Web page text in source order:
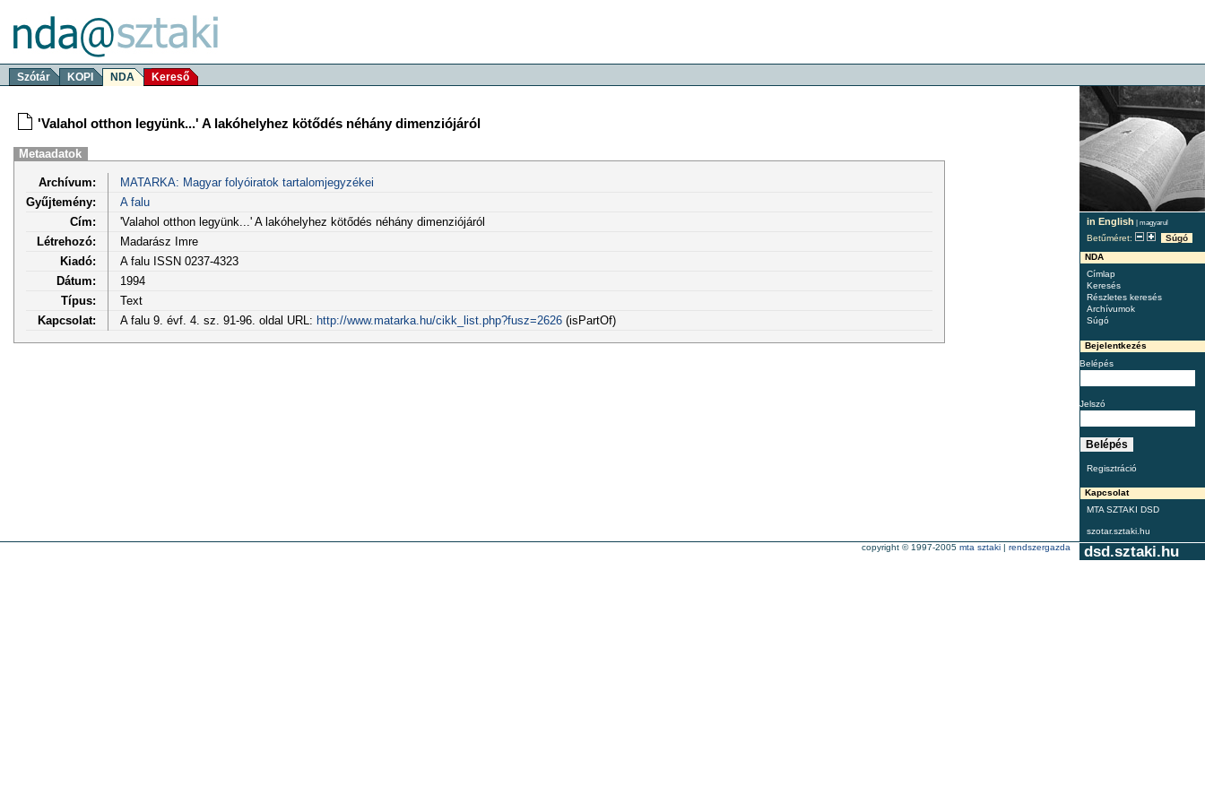
Szótár KOPI NDA Kereső
in English | magyarul
Betűméret:
Súgó
NDA
Címlap
Keresés
Részletes keresés
Archívumok
Súgó
Bejelentkezés
Belépés
Jelszó
Regisztráció
Kapcsolat
MTA SZTAKI DSD
szotar.sztaki.hu
'Valahol otthon legyünk...' A lakóhelyhez kötődés néhány dimenziójáról
Metaadatok
Archívum:
MATARKA: Magyar folyóiratok tartalomjegyzékei
Gyűjtemény:
A falu
Cím:
'Valahol otthon legyünk...' A lakóhelyhez kötődés néhány dimenziójáról
Létrehozó:
Madarász Imre
Kiadó:
A falu ISSN 0237-4323
Dátum:
1994
Típus:
Text
Kapcsolat:
A falu 9. évf. 4. sz. 91-96. oldal URL: http://www.matarka.hu/cikk_list.php?fusz=2626(isPartOf)
dsd.sztaki.hu
copyright © 1997-2005 mta sztaki | rendszergazda